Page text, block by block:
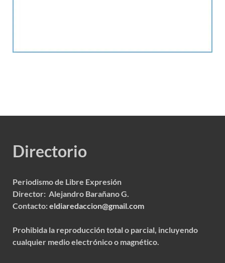
Directorio
Periodismo de Libre Expresión
Director: Alejandro Barañano G.
Contacto:eldiaredaccion@gmail.com
Prohibida la reproducción total o parcial, incluyendo
cualquier medio electrónico o magnético.